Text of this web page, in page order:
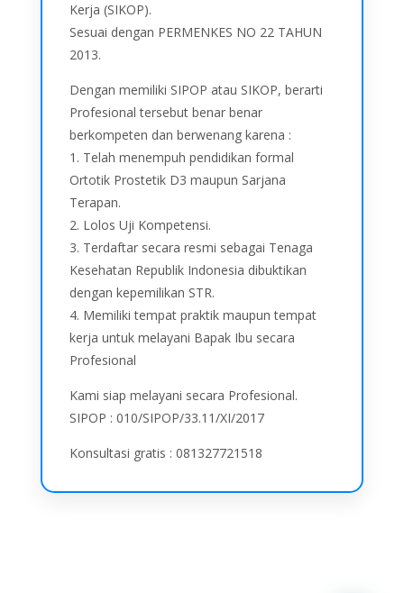
Kerja (SIKOP).
Sesuai dengan PERMENKES NO 22 TAHUN
2013.
Dengan memiliki SIPOP atau SIKOP, berarti
Profesional tersebut benar benar
berkompeten dan berwenang karena :
1. Telah menempuh pendidikan formal
Ortotik Prostetik D3 maupun Sarjana
Terapan.
2. Lolos Uji Kompetensi.
3. Terdaftar secara resmi sebagai Tenaga
Kesehatan Republik Indonesia dibuktikan
dengan kepemilikan STR.
4. Memiliki tempat praktik maupun tempat
kerja untuk melayani Bapak Ibu secara
Profesional
Kami siap melayani secara Profesional.
SIPOP : 010/SIPOP/33.11/XI/2017
Konsultasi gratis : 081327721518